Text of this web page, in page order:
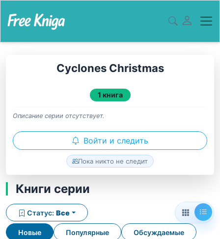
Cyclones Christmas
1 книга
Описание серии отсутствует.
Войти и следить
Пока никто не следит
Книги серии
Новые Популярные Обсуждаемые
Статус: Все